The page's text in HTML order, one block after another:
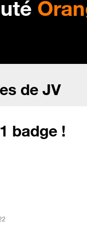
de JV
badge !